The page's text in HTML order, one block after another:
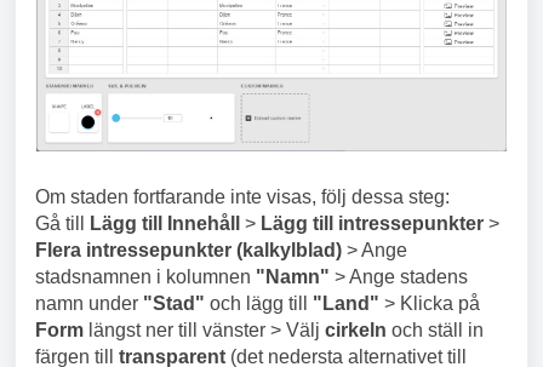
Om staden fortfarande inte visas, följ dessa steg:
Gå till
Lägg till Innehåll > Lägg till intressepunkter >
Flera intressepunkter (kalkylblad) > Ange
stadsnamnen i kolumnen "Namn" > Ange stadens
namn under "Stad" och lägg till "Land" > Klicka på
Form längst ner till vänster > Välj cirkeln och ställ in
färgen till transparent (det nedersta alternativet till